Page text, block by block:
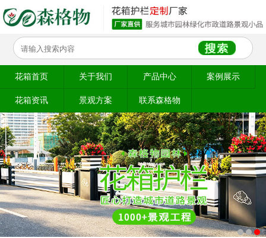
花箱首页 关于我们 产品中心 案例展示
花箱资讯 景观方案 联系森格物